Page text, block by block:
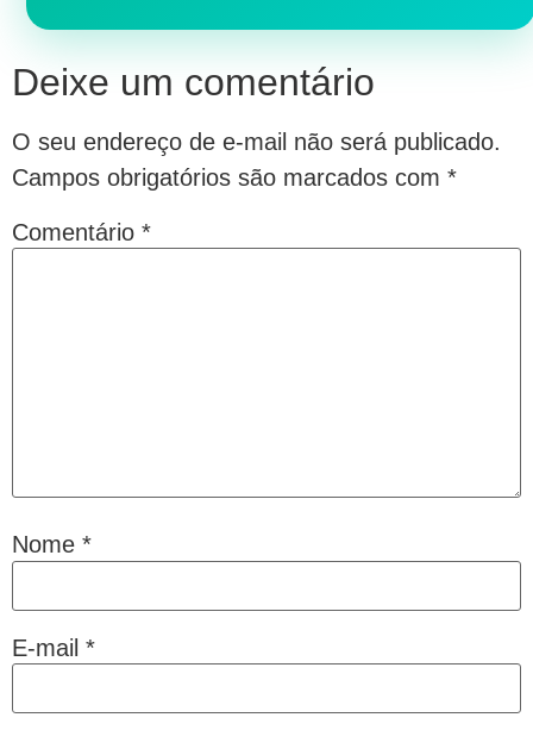
Deixe um comentário
O seu endereço de e-mail não será publicado.
Campos obrigatórios são marcados com *
Comentário *
Nome *
E-mail *